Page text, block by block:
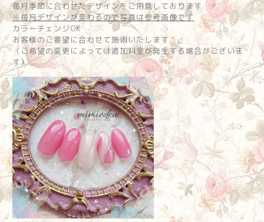
毎月季節に合わせたデザインをご用意しております
※毎月デザインが変わるので写真は参考画像です
カラーチェンジOK
お客様のご要望に合わせて施術いたします
（ご希望の変更によっては追加料金が発生する場合がございま
す）